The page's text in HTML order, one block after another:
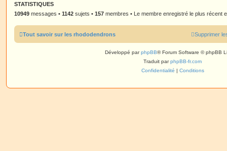
e
STATISTIQUES
10949 messages • 1142 sujets • 157 membres • Le membre enregistré le plus récent
Tout savoir sur les rhododendrons Supprimer
Développé parphpBB® Forum Software © phpBB
Traduit parphpBB-fr.com
Confidentialité | Conditions